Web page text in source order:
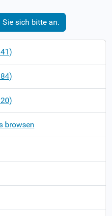
sich bitte an.
browsen